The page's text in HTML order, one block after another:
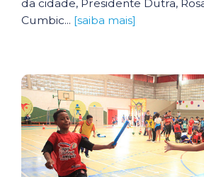
da cidade, Presidente Dutra,
Cumbic... [saiba mais]